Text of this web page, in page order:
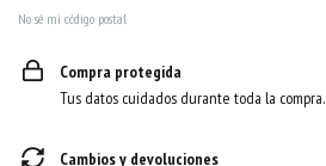
No sé mi código postal
Compra protegida
Tus datos cuidados durante toda la compra.
Cambios y devoluciones